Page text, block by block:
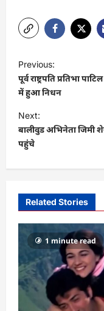
P
o
s
t
n
a
v
g
a
i
o
Previous:
पूर्व राष्ट्रपति प्रतिभा
में हुआ निधन
Next:
बालीवुड अभिनेता जिमी
पहुंचे
Related Stories
1 minute read